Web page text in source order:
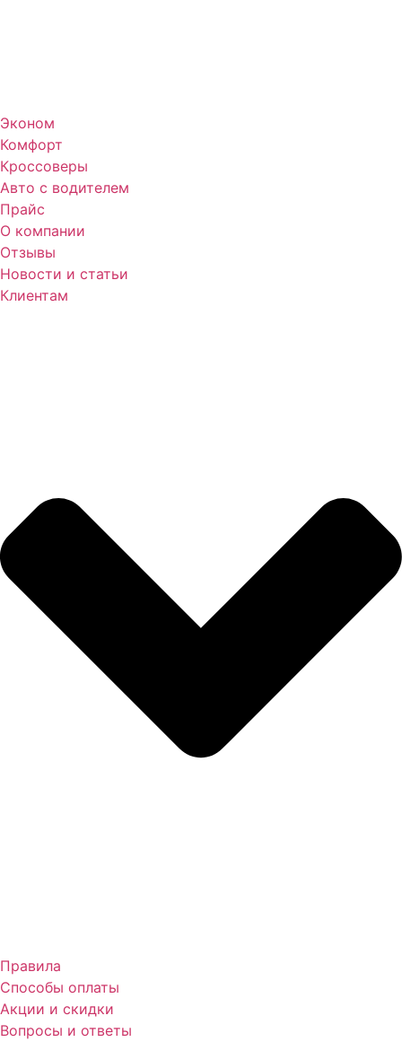
Эконом
Комфорт
Кроссоверы
Авто с водителем
Прайс
О компании
Отзывы
Новости и статьи
Клиентам
Правила
Способы оплаты
Акции и скидки
Вопросы и ответы